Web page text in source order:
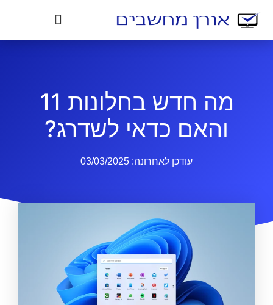
מה חדש בחלונות 11
והאם כדאי לשדרג?
עודכן לאחרונה: 03/03/2025